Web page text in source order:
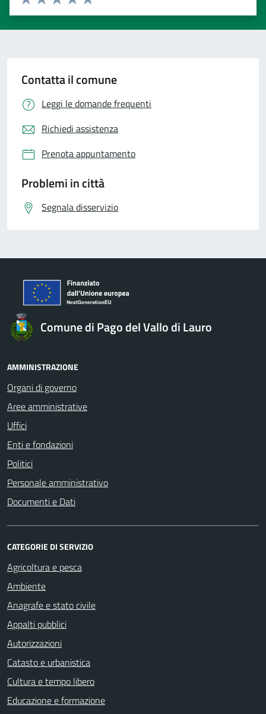
Valuta 5 stelle su 5
Valuta 4 stelle su 5
Valuta 3 stelle su 5
Valuta 2 stelle su 5
Valuta 1 stelle su 5
Contatta il comune
Leggi le domande frequenti
Richiedi assistenza
Prenota appuntamento
Problemi in città
Segnala disservizio
Comune di Pago del Vallo di Lauro
AMMINISTRAZIONE
Organi di governo
Aree amministrative
Uffici
Enti e fondazioni
Politici
Personale amministrativo
Documenti e Dati
CATEGORIE DI SERVIZIO
Agricoltura e pesca
Ambiente
Anagrafe e stato civile
Appalti pubblici
Autorizzazioni
Catasto e urbanistica
Cultura e tempo libero
Educazione e formazione